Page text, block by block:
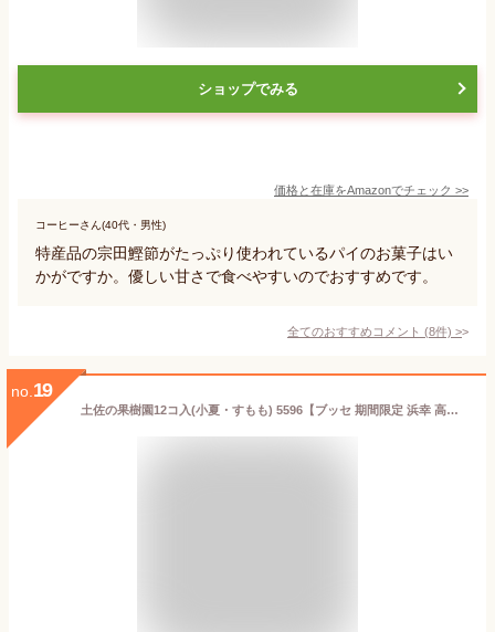
ショップでみる
価格と在庫をAmazonでチェック >>
コーヒーさん(40代・男性)
特産品の宗田鰹節がたっぷり使われているパイのお菓子はい
かがですか。優しい甘さで食べやすいのでおすすめです。
全てのおすすめコメント (8件) >
no. 19
土佐の果樹園12コ入(小夏・すもも) 5596【ブッセ 期間限定 浜幸 高知 お取り寄せ お土産 お菓子 プレゼント おみやげ お中元 内祝い ギフト】